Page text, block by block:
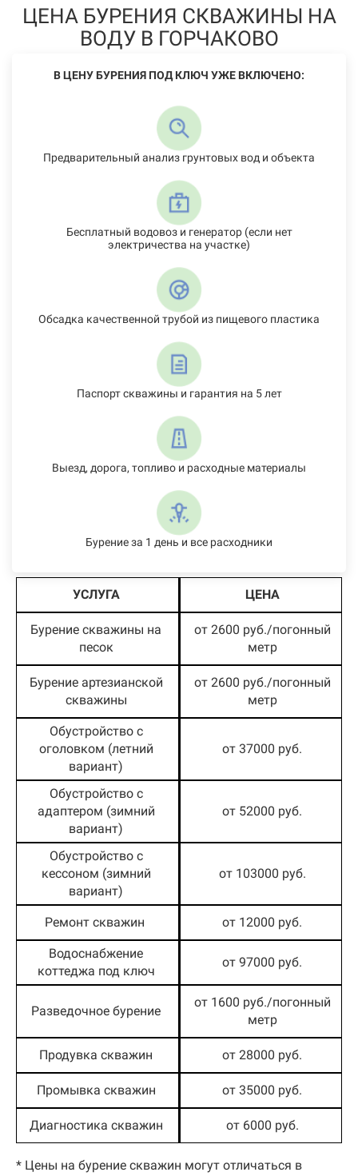
ЦЕНА БУРЕНИЯ СКВАЖИНЫ НА
ВОДУ В ГОРЧАКОВО
В ЦЕНУ БУРЕНИЯ ПОД КЛЮЧ УЖЕ ВКЛЮЧЕНО:
Предварительный анализ грунтовых вод и объекта
Бесплатный водовоз и генератор (если нет
электричества на участке)
Обсадка качественной трубой из пищевого пластика
Паспорт скважины и гарантия на 5 лет
Выезд, дорога, топливо и расходные материалы
Бурение за 1 день и все расходники
УСЛУГА ЦЕНА
Бурение скважины на
песок
от 2600 руб./погонный
метр
Бурение артезианской
скважины
от 2600 руб./погонный
метр
Обустройство с
оголовком (летний
вариант)
от 37000 руб.
Обустройство с
адаптером (зимний
вариант)
от 52000 руб.
Обустройство с
кессоном (зимний
вариант)
от 103000 руб.
Ремонт скважин от 12000 руб.
Водоснабжение
коттеджа под ключ
от 97000 руб.
Разведочное бурение
от 1600 руб./погонный
метр
Продувка скважин от 28000 руб.
Промывка скважин от 35000 руб.
Диагностика скважин от 6000 руб.
* Цены на бурение скважин могут отличаться в